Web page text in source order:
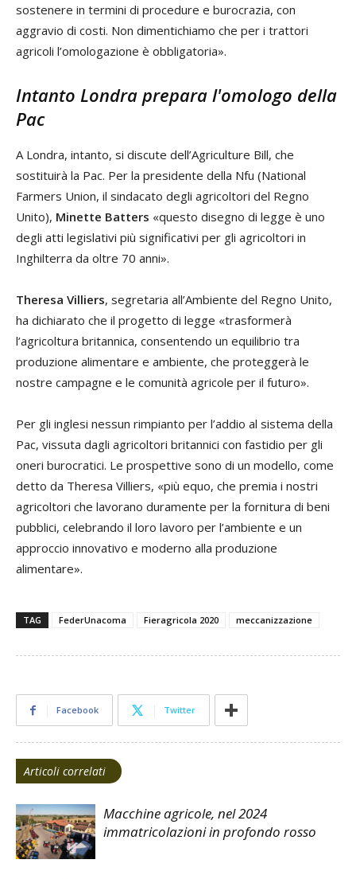
sostenere in termini di procedure e burocrazia, con
aggravio di costi. Non dimentichiamo che per i trattori
agricoli l’omologazione è obbligatoria».
Intanto Londra prepara l'omologo della
Pac
A Londra, intanto, si discute dell’Agriculture Bill, che
sostituirà la Pac. Per la presidente della Nfu (National
Farmers Union, il sindacato degli agricoltori del Regno
Unito), Minette Batters «questo disegno di legge è uno
degli atti legislativi più significativi per gli agricoltori in
Inghilterra da oltre 70 anni».
Theresa Villiers, segretaria all’Ambiente del Regno Unito,
ha dichiarato che il progetto di legge «trasformerà
l’agricoltura britannica, consentendo un equilibrio tra
produzione alimentare e ambiente, che proteggerà le
nostre campagne e le comunità agricole per il futuro».
Per gli inglesi nessun rimpianto per l’addio al sistema della
Pac, vissuta dagli agricoltori britannici con fastidio per gli
oneri burocratici. Le prospettive sono di un modello, come
detto da Theresa Villiers, «più equo, che premia i nostri
agricoltori che lavorano duramente per la fornitura di beni
pubblici, celebrando il loro lavoro per l’ambiente e un
approccio innovativo e moderno alla produzione
alimentare».
TAG FederUnacoma Fieragricola 2020 meccanizzazione
Facebook Twitter
Articoli correlati
Macchine agricole, nel 2024
immatricolazioni in profondo rosso